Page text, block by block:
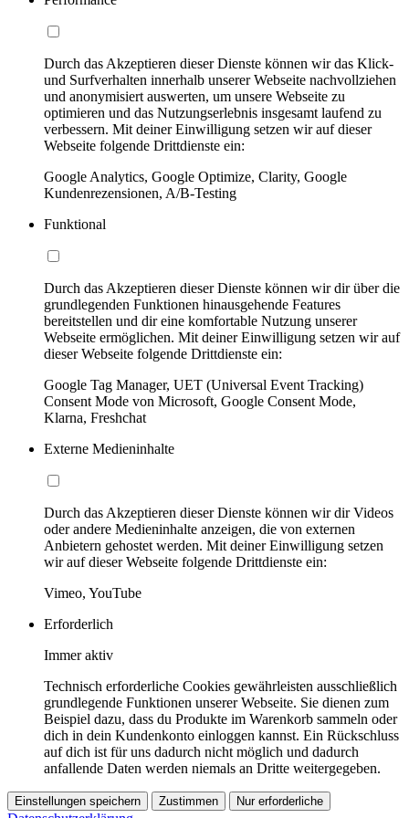
Durch das Akzeptieren dieser Dienste können wir das Klick-
und Surfverhalten innerhalb unserer Webseite nachvollziehen
und anonymisiert auswerten, um unsere Webseite zu
optimieren und das Nutzungserlebnis insgesamt laufend zu
verbessern. Mit deiner Einwilligung setzen wir auf dieser
Webseite folgende Drittdienste ein:
Google Analytics, Google Optimize, Clarity, Google
Kundenrezensionen, A/B-Testing
Funktional
Durch das Akzeptieren dieser Dienste können wir dir über die
grundlegenden Funktionen hinausgehende Features
bereitstellen und dir eine komfortable Nutzung unserer
Webseite ermöglichen. Mit deiner Einwilligung setzen wir auf
dieser Webseite folgende Drittdienste ein:
Google Tag Manager, UET (Universal Event Tracking)
Consent Mode von Microsoft, Google Consent Mode,
Klarna, Freshchat
Externe Medieninhalte
Durch das Akzeptieren dieser Dienste können wir dir Videos
oder andere Medieninhalte anzeigen, die von externen
Anbietern gehostet werden. Mit deiner Einwilligung setzen
wir auf dieser Webseite folgende Drittdienste ein:
Vimeo, YouTube
Erforderlich
Immer aktiv
Technisch erforderliche Cookies gewährleisten ausschließlich
grundlegende Funktionen unserer Webseite. Sie dienen zum
Beispiel dazu, dass du Produkte im Warenkorb sammeln oder
dich in dein Kundenkonto einloggen kannst. Ein Rückschluss
auf dich ist für uns dadurch nicht möglich und dadurch
anfallende Daten werden niemals an Dritte weitergegeben.
Einstellungen speichern Zustimmen Nur erforderliche